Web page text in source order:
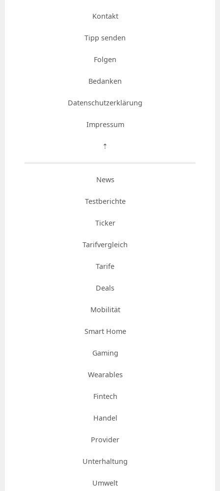
Kontakt
Tipp senden
Folgen
Bedanken
Datenschutzerklärung
Impressum
⇡
News
Testberichte
Ticker
Tarifvergleich
Tarife
Deals
Mobilität
Smart Home
Gaming
Wearables
Fintech
Handel
Provider
Unterhaltung
Umwelt